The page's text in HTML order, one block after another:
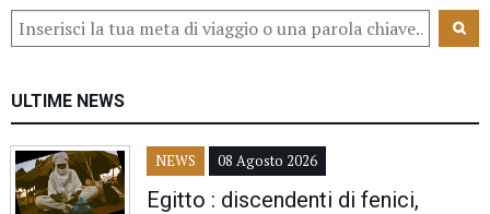
ULTIME NEWS
NEWS 08 Agosto 2026
Egitto : discendenti di fenici,